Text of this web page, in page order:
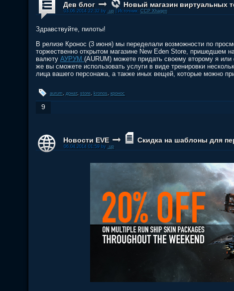
Дев блог Новый магазин виртуальных
03.06.2014 22:32 by .up| Источник: CCP Xhagen
Здравствуйте, пилоты!
В релизе Кронос (3 июня) мы переделали возможности по
торжественно открытом магазине New Eden Store, пришедшем
валюту АУРУМ (AURUM) можете придать своему второму я
же вы сможете использовать услуги в виде тренировки
лица вашего персонажа, а также иных вещей, которые можно
aurum, донат, store, kronos, кронос
9
Новости EVE Скидка на шаблоны для
06.04.2014 01:59 by .up